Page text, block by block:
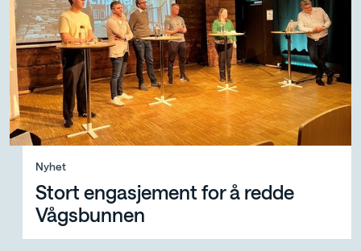
Nyhet
Stort engasjement for å redde
Vågsbunnen